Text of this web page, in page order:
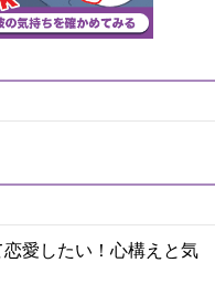
愛したい！心構えと気